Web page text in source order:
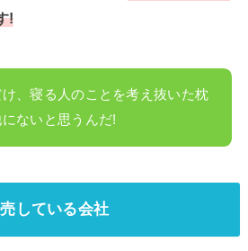
!
け、寝る人のことを考え抜いた枕
ないと思うんだ!
している会社